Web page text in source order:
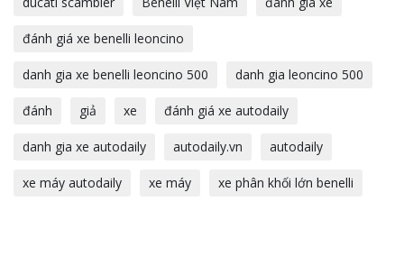
đánh giá xe benelli leoncino
danh gia xe benelli leoncino 500 danh gia leoncino 500
đánh giả xe đánh giá xe autodaily
danh gia xe autodaily autodaily.vn autodaily
xe máy autodaily xe máy xe phân khối lớn benelli